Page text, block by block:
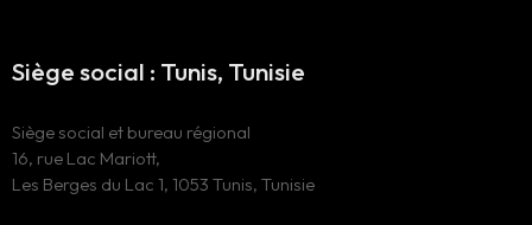
Siège social : Tunis, Tunisie
Siège social et bureau régional
16, rue Lac Mariott,
Les Berges du Lac 1, 1053 Tunis, Tunisie